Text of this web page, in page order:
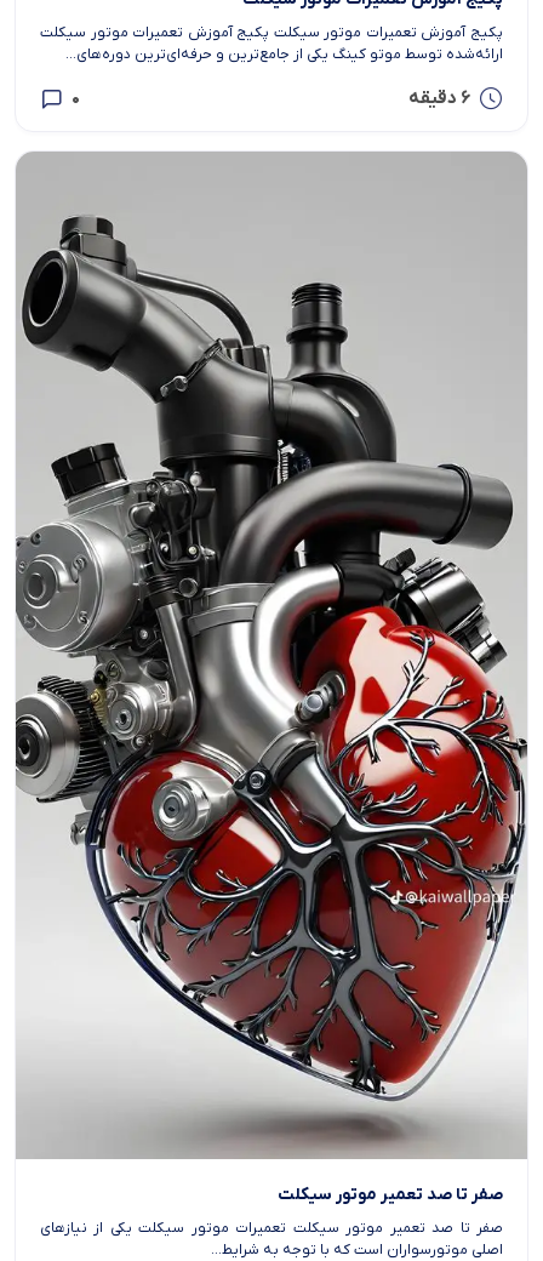
پکیج آموزش تعمیرات موتور سیکلت پکیج آموزش تعمیرات موتور سیکلت
ارائه‌شده توسط موتو کینگ یکی از جامع‌ترین و حرفه‌ای‌ترین دوره‌های...
6 دقیقه 0
صفر تا صد تعمیر موتور سیکلت
صفر تا صد تعمیر موتور سیکلت تعمیرات موتور سیکلت یکی از نیازهای
اصلی موتورسواران است که با توجه به شرایط...